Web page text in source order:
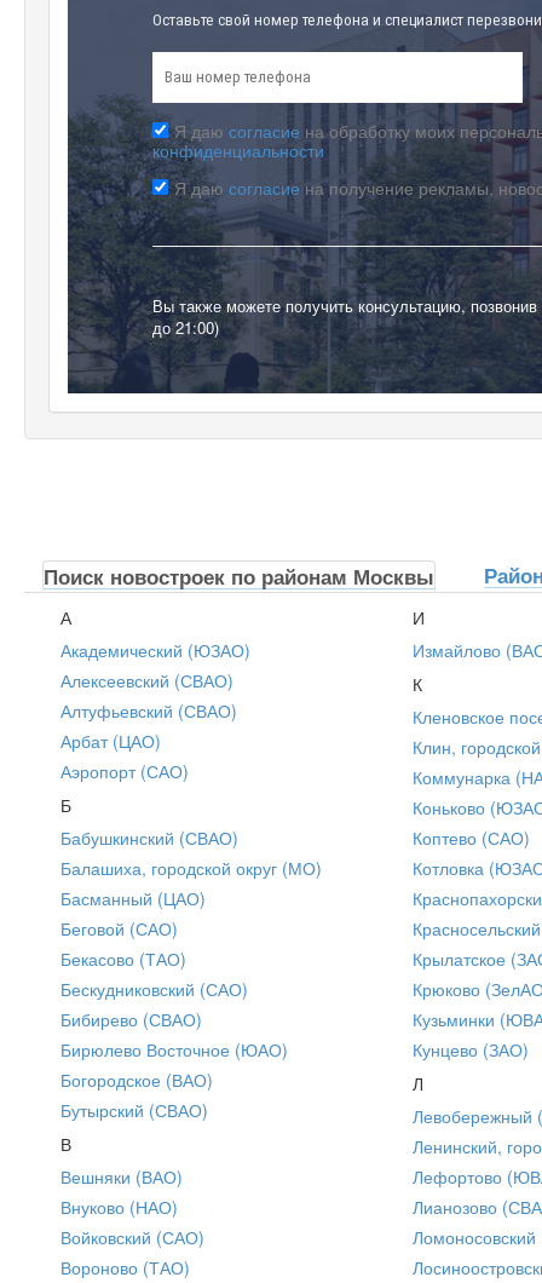
Оставьте свой номер телефона и специалист
Я даю согласие на обработку моих
конфиденциальности
Я даю согласие на получение рекламы,
Вы также можете получить консультацию,
до 21:00)
Поиск новостроек по районам Москвы
А
Академический (ЮЗАО)
Алексеевский (СВАО)
Алтуфьевский (СВАО)
Арбат (ЦАО)
Аэропорт (САО)
Б
Бабушкинский (СВАО)
Балашиха, городской округ (МО)
Басманный (ЦАО)
Беговой (САО)
Бекасово (ТАО)
Бескудниковский (САО)
Бибирево (СВАО)
Бирюлево Восточное (ЮАО)
Богородское (ВАО)
Бутырский (СВАО)
В
Вешняки (ВАО)
Внуково (НАО)
Войковский (САО)
Вороново (ТАО)
И
Измайлово
К
Кленовское
Клин,
Коммунарка
Коньково
Коптево (САО)
Котловка
Крылатское
Крюково
Кузьминки
Кунцево (ЗАО)
Л
Ленинский,
Лефортово
Лианозово